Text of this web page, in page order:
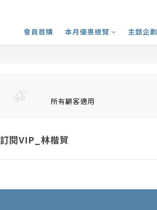
會員首購
本月優惠總覽 主題企劃
所有顧客適用
訂閱VIP_林楷貿